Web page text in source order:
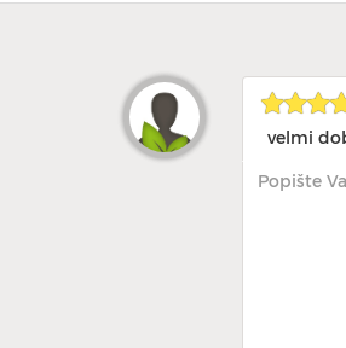
velmi